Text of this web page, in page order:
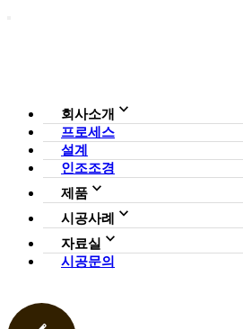
회사소개
CI
가든연구소
프로세스
설계
인조조경
제품
전체보기
일루미아트리
시공사례
호텔·펜션·리조트·캠핑장
자료실
시공문의